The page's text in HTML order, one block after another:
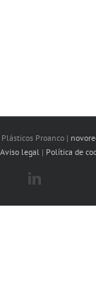
Proanco |
Aviso legal | Política de
LinkedIn